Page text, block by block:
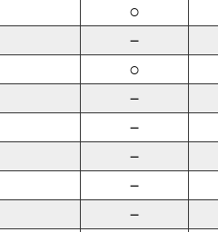
○
－
○
－
－
－
－
－